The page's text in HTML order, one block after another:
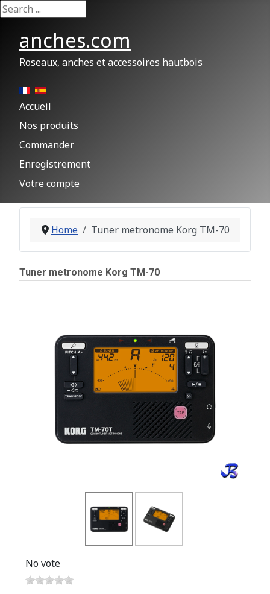
Search ...
anches.com
Roseaux, anches et accessoires hautbois
Accueil
Nos produits
Commander
Enregistrement
Votre compte
Home Tuner metronome Korg TM-70
Tuner metronome Korg TM-70
No vote